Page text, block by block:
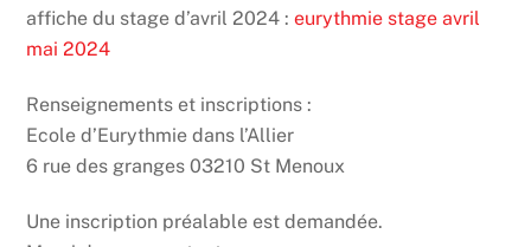
affiche du stage d’avril 2024 :eurythmie stage avril
mai 2024
Renseignements et inscriptions :
Ecole d’Eurythmie dans l’Allier
6 rue des granges 03210 St Menoux
Une inscription préalable est demandée.